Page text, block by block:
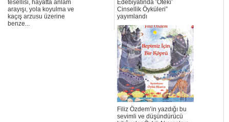
tesellisi, hayatta anlam
arayışı, yola koyulma ve
kaçış arzusu üzerine
benze...
Edebiyatında ‘Öteki’
Cinsellik Öyküleri”
yayımlandı
Filiz Özdem’in yazdığı bu
sevimli ve düşündürücü